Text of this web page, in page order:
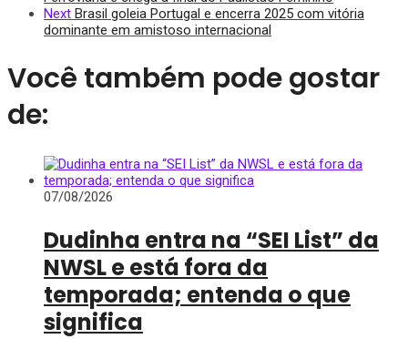
Next Brasil goleia Portugal e encerra 2025 com vitória
dominante em amistoso internacional
Você também pode gostar
de:
07/08/2026
Dudinha entra na “SEI List” da
NWSL e está fora da
temporada; entenda o que
significa